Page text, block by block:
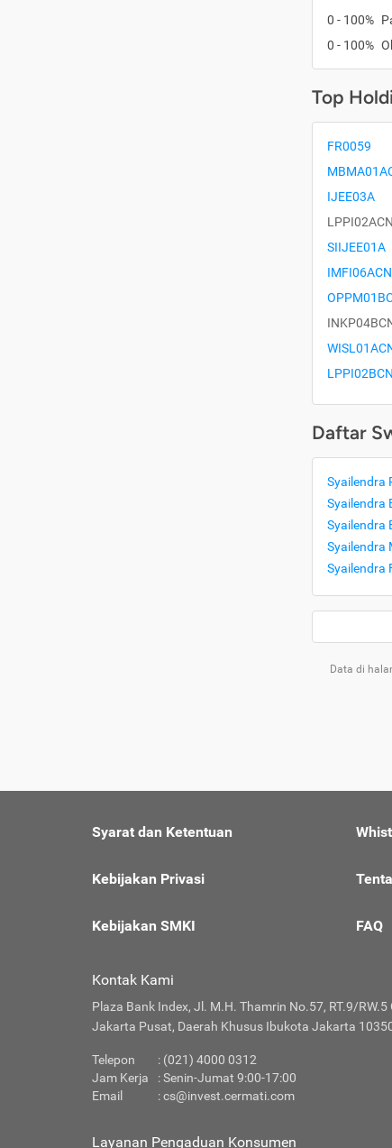
0 - 100%
0 - 100%
Top
FR0059
IJEE03A
SIIJEE01A
Daftar
Syailendra
Syailendra
Syailendra
Syailendra
Syailendra
Data di
Syarat dan Ketentuan
Kebijakan Privasi
Kebijakan SMKI FAQ
Kontak Kami
Plaza Bank Index, Jl. M.H. Thamrin No.57, RT.9/
Jakarta Pusat, Daerah Khusus Ibukota Jakarta
Telepon
: (021) 4000 0312
Jam Kerja
: Senin-Jumat 9:00-17:00
Email
:cs@invest.cermati.com
Layanan Pengaduan Konsumen